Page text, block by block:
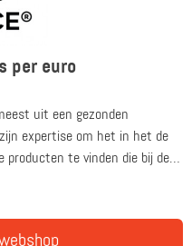
per euro
uit een gezonden
expertise om het in het de
producten te vinden die bij de